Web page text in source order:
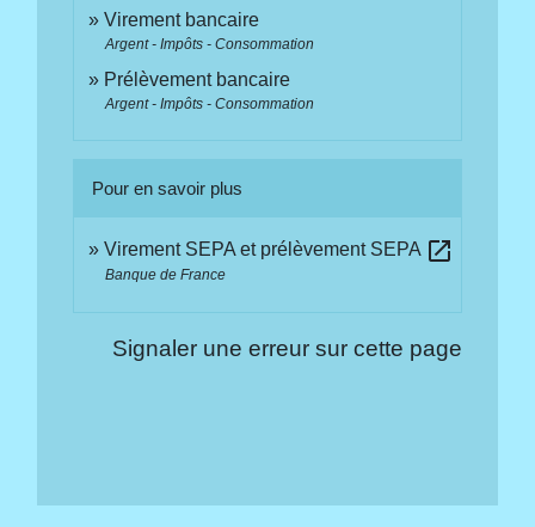
Virement bancaire
Argent - Impôts - Consommation
Prélèvement bancaire
Argent - Impôts - Consommation
Pour en savoir plus
Virement SEPA et prélèvement SEPA open_in_new
Banque de France
Signaler une erreur sur cette page